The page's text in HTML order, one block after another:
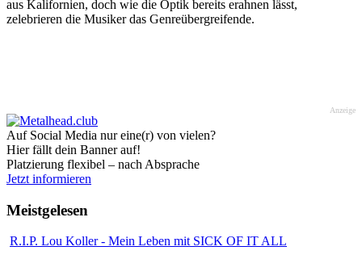
aus Kalifornien, doch wie die Optik bereits erahnen lässt,
zelebrieren die Musiker das Genreübergreifende.
Anzeige
Auf Social Media nur eine(r) von vielen?
Hier fällt dein Banner auf!
Platzierung flexibel – nach Absprache
Jetzt informieren
Meistgelesen
R.I.P. Lou Koller - Mein Leben mit SICK OF IT ALL